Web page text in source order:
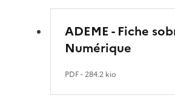
ADEME - Fiche
Numérique
PDF- 284.2 kio